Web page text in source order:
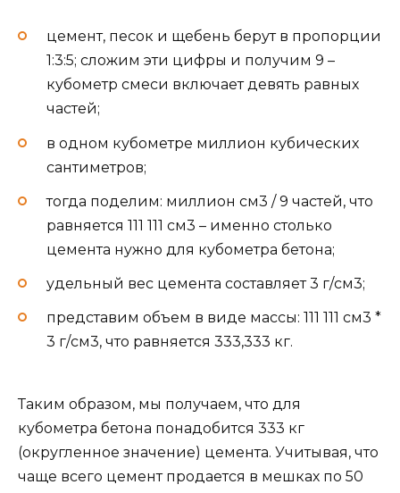
цемент, песок и щебень берут в пропорции
1:3:5; сложим эти цифры и получим 9 –
кубометр смеси включает девять равных
частей;
в одном кубометре миллион кубических
сантиметров;
тогда поделим: миллион см3 / 9 частей, что
равняется 111 111 см3 – именно столько
цемента нужно для кубометра бетона;
удельный вес цемента составляет 3 г/см3;
представим объем в виде массы: 111 111 см3 *
3 г/см3, что равняется 333,333 кг.
Таким образом, мы получаем, что для
кубометра бетона понадобится 333 кг
(округленное значение) цемента. Учитывая, что
чаще всего цемент продается в мешках по 50